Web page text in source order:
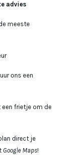
advies
meeste
ons een
een frietje om de
direct je
Google Maps!